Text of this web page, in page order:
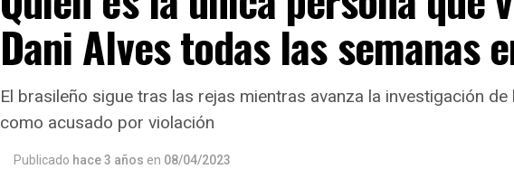
Dani Alves todas las semanas
El brasileño sigue tras las rejas mientras avanza la investigación de
como acusado por violación
Publicado hace 3 años en 08/04/2023